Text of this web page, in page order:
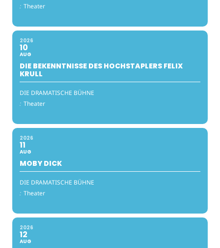
: Theater
2026
10
AUG
DIE BEKENNTNISSE DES HOCHSTAPLERS FELIX
KRULL
DIE DRAMATISCHE BÜHNE
: Theater
2026
11
AUG
MOBY DICK
DIE DRAMATISCHE BÜHNE
: Theater
2026
12
AUG